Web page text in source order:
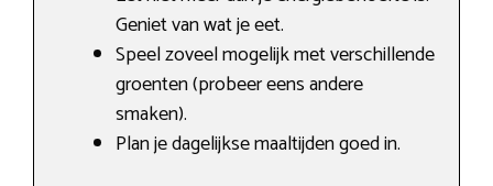
Geniet van wat je eet.
Speel zoveel mogelijk met verschillende
groenten (probeer eens andere
smaken).
Plan je dagelijkse maaltijden goed in.